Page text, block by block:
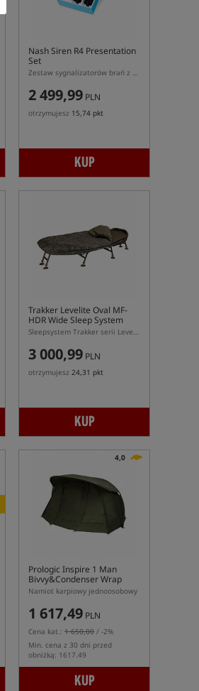
Nash Siren R4 Presentation
Set
Zestaw sygnalizatorów brań z centralką
2 499,99 PLN
otrzymujesz 15,74 pkt
KUP
Trakker Levelite Oval MF-
HDR Wide Sleep System
Sleepsystem Trakker serii Levelite MF-HDR w wersji szerokiej
3 000,99 PLN
otrzymujesz 24,31 pkt
KUP
4,0
Prologic Inspire 1 Man
Bivvy&Condenser Wrap
Namiot karpiowy jednoosobowy
1 617,49 PLN
Cena kat.: 1 650,00 / -2%
Min. cena z 30 dni przed
obniżką: 1617.49
KUP